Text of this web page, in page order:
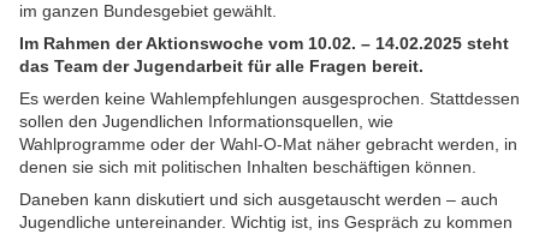
im ganzen Bundesgebiet gewählt.
Im Rahmen der Aktionswoche vom 10.02. – 14.02.2025 steht
das Team der Jugendarbeit für alle Fragen bereit.
Es werden keine Wahlempfehlungen ausgesprochen. Stattdessen
sollen den Jugendlichen Informationsquellen, wie
Wahlprogramme oder der Wahl-O-Mat näher gebracht werden, in
denen sie sich mit politischen Inhalten beschäftigen können.
Daneben kann diskutiert und sich ausgetauscht werden – auch
Jugendliche untereinander. Wichtig ist, ins Gespräch zu kommen